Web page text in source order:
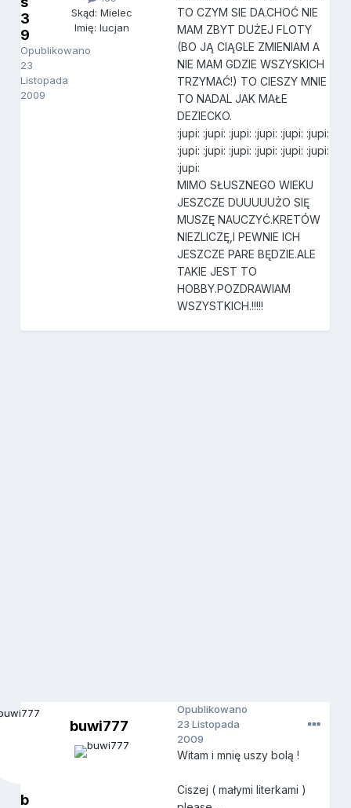
3
9
Opublikowano
23
Listopada
2009
Skąd: Mielec
Imię: lucjan
TO CZYM SIE DA.CHOĆ NIE
MAM ZBYT DUŻEJ FLOTY
(BO JĄ CIĄGLE ZMIENIAM A
NIE MAM GDZIE WSZYSKICH
TRZYMAĆ!) TO CIESZY MNIE
TO NADAL JAK MAŁE
DEZIECKO.
:jupi: :jupi: :jupi: :jupi: :jupi: :jupi:
:jupi: :jupi: :jupi: :jupi: :jupi: :jupi:
:jupi:
MIMO SŁUSZNEGO WIEKU
JESZCZE DUUUUUŻO SIĘ
MUSZĘ NAUCZYĆ.KRETÓW
NIEZLICZĘ,I PEWNIE ICH
JESZCZE PARE BĘDZIE.ALE
TAKIE JEST TO
HOBBY.POZDRAWIAM
WSZYSTKICH.!!!!!
b
buwi777
Opublikowano
23 Listopada
2009
Witam i mnię uszy bolą !
Ciszej ( małymi literkami )